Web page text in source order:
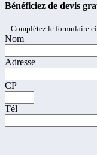
Bénéficiez de devis
Complétez le formulaire
Nom
Adresse
CP
Tél